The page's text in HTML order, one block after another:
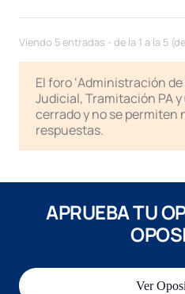
Viendo 5 entradas - de la 1 a la 5
El foro ‘Administración
Judicial, Tramitación PA y
cerrado y no se permiten
respuestas.
APRUEBA TU
Ver